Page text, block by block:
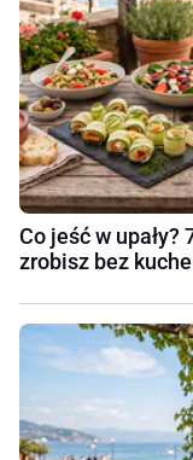
Co jeść w
zrobisz bez